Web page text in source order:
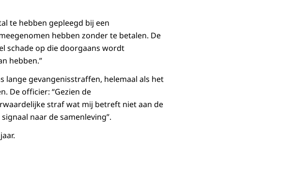
te hebben gepleegd bij een
hebben zonder te betalen. De
schade op die doorgaans wordt
hebben.”
lange gevangenisstraffen, helemaal als het
De officier: “Gezien de
straf wat mij betreft niet aan de
naar de samenleving”.